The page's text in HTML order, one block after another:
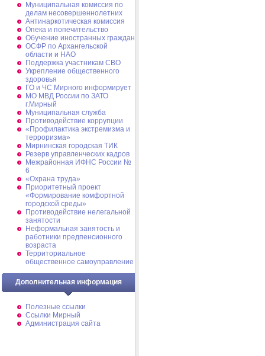
Муниципальная комиссия по
делам несовершеннолетних
Антинаркотическая комиссия
Опека и попечительство
Обучение иностранных граждан
ОСФР по Архангельской
области и НАО
Поддержка участникам СВО
Укрепление общественного
здоровья
ГО и ЧС Мирного информирует
МО МВД России по ЗАТО
г.Мирный
Муниципальная cлужба
Противодействие коррупции
«Профилактика экстремизма и
терроризма»
Мирнинская городская ТИК
Резерв управленческих кадров
Межрайонная ИФНС России №
6
«Охрана труда»
Приоритетный проект
«Формирование комфортной
городской среды»
Противодействие нелегальной
занятости
Неформальная занятость и
работники предпенсионного
возраста
Территориальное
общественное самоуправление
Дополнительная информация
Полезные ссылки
Ссылки Мирный
Администрация сайта